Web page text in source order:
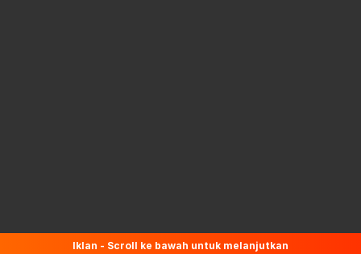
Iklan - Scroll ke bawah untuk melanjutkan